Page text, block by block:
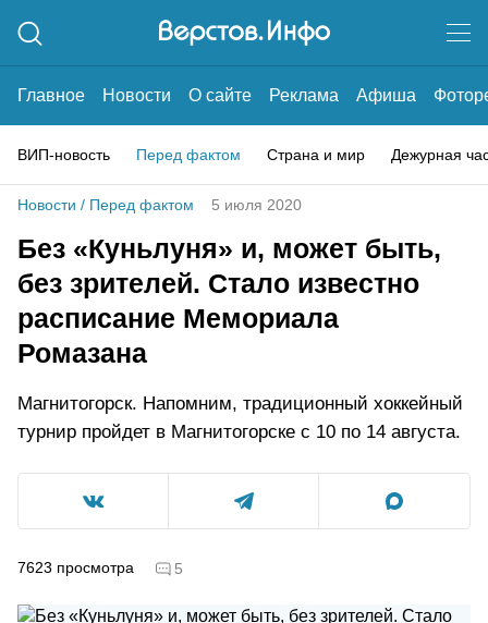
Главное Новости О сайте Реклама Афиша
ВИП-новость Перед фактом Страна и мир Дежурная
Новости / Перед фактом 5 июля 2020
Без «Куньлуня» и, может быть,
без зрителей. Стало известно
расписание Мемориала
Ромазана
Магнитогорск. Напомним, традиционный хоккейный
турнир пройдет в Магнитогорске с 10 по 14 августа.
7623 просмотра 5